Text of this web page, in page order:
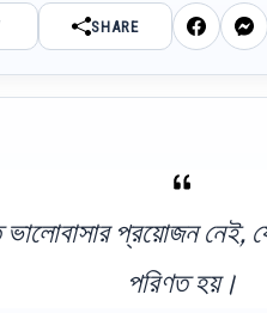
SHARE
প্রয়োজন নেই,
পরিণত হয়।